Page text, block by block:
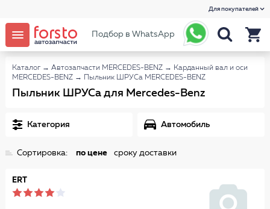
Для покупателей
Подбор в WhatsApp
Каталог → Автозапчасти MERCEDES-BENZ → Карданный вал и оси
MERCEDES-BENZ → Пыльник ШРУСа MERCEDES-BENZ
Пыльник ШРУСа для Mercedes-Benz
Категория Автомобиль
Сортировка: по цене сроку доставки
ERT